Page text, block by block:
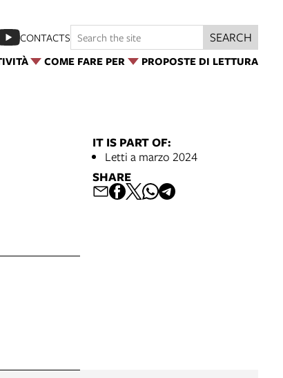
COME FARE PER PROPOSTE DI LETTURA
CONTACTS SEARCH
IT IS PART OF:
Letti a marzo 2024
SHARE